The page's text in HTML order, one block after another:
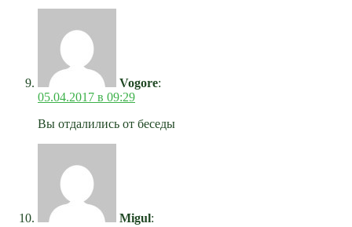
Vogore:
05.04.2017 в 09:29
Вы отдалились от беседы
Migul: